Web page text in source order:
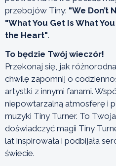
przebojów Tiny: "We Don’t
"What You Get Is What
the Heart".
To będzie Twój wieczór!
Przekonaj się, jak
chwilę zapomnij o
artystki z innymi fanami.
niepowtarzalną atmosferę i
muzyki Tiny Turner. To
doświadczyć magii Tiny
lat inspirowała i podbijała
świecie.